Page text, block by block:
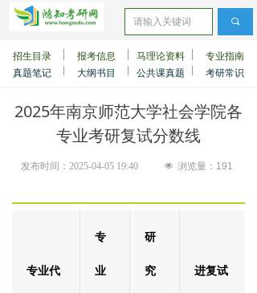
真题笔记 大纲书目 公共课真题 考研常识
招生目录 报考信息 马理论资料 专业指南
끠
发布时间： 2025-04-05 19:40
专业代
专
业
研
究 进复试
2025年南京师范大学社会学院各
专业考研复试分数线
넶 浏览量： 191